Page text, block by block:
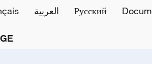
العربية Русский